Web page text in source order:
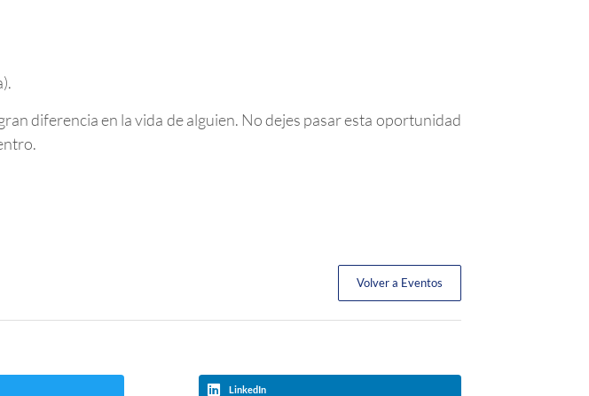
diferencia en la vida de alguien. No dejes pasar esta oportunidad
Volver a Eventos
LinkedIn